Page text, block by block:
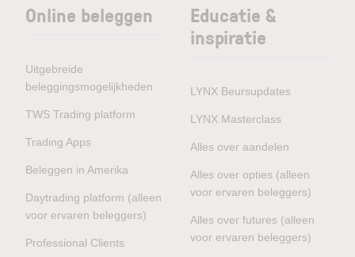
Online beleggen
Uitgebreide
beleggingsmogelijkheden
TWS Trading platform
Trading Apps
Beleggen in Amerika
Daytrading platform (alleen
voor ervaren beleggers)
Professional Clients
Educatie &
inspiratie
LYNX Beursupdates
LYNX Masterclass
Alles over aandelen
Alles over opties (alleen
voor ervaren beleggers)
Alles over futures (alleen
voor ervaren beleggers)